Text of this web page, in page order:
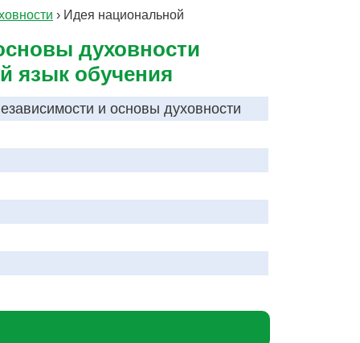
› Идея национальной
духовности
язык обучения
и основы духовности